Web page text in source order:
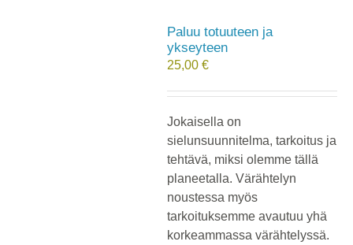
tehdä
valinnat
Paluu totuuteen ja
ykseyteen
25,00€
Jokaisella on
sielunsuunnitelma, tarkoitus ja
tehtävä, miksi olemme tällä
planeetalla. Värähtelyn
noustessa myös
tarkoituksemme avautuu yhä
korkeammassa värähtelyssä.